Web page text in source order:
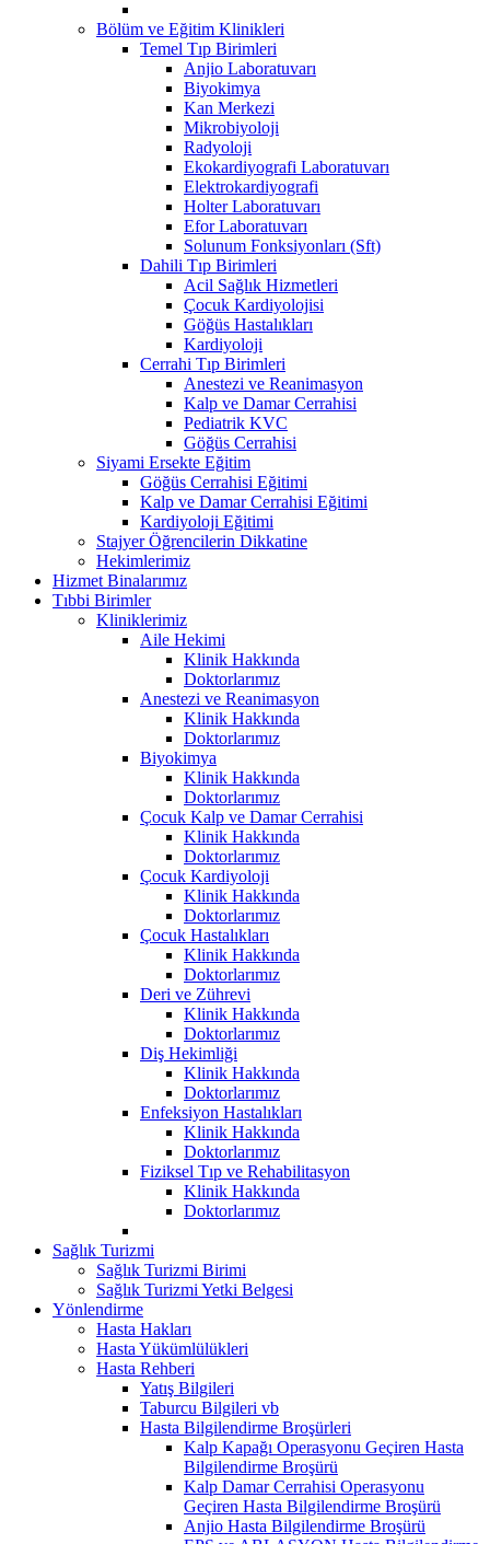
Bölüm ve Eğitim Klinikleri
Temel Tıp Birimleri
Anjio Laboratuvarı
Biyokimya
Kan Merkezi
Mikrobiyoloji
Radyoloji
Ekokardiyografi Laboratuvarı
Elektrokardiyografi
Holter Laboratuvarı
Efor Laboratuvarı
Solunum Fonksiyonları (Sft)
Dahili Tıp Birimleri
Acil Sağlık Hizmetleri
Çocuk Kardiyolojisi
Göğüs Hastalıkları
Kardiyoloji
Cerrahi Tıp Birimleri
Anestezi ve Reanimasyon
Kalp ve Damar Cerrahisi
Pediatrik KVC
Göğüs Cerrahisi
Siyami Ersekte Eğitim
Göğüs Cerrahisi Eğitimi
Kalp ve Damar Cerrahisi Eğitimi
Kardiyoloji Eğitimi
Stajyer Öğrencilerin Dikkatine
Hekimlerimiz
Hizmet Binalarımız
Tıbbi Birimler
Kliniklerimiz
Aile Hekimi
Klinik Hakkında
Doktorlarımız
Anestezi ve Reanimasyon
Klinik Hakkında
Doktorlarımız
Biyokimya
Klinik Hakkında
Doktorlarımız
Çocuk Kalp ve Damar Cerrahisi
Klinik Hakkında
Doktorlarımız
Çocuk Kardiyoloji
Klinik Hakkında
Doktorlarımız
Çocuk Hastalıkları
Klinik Hakkında
Doktorlarımız
Deri ve Zührevi
Klinik Hakkında
Doktorlarımız
Diş Hekimliği
Klinik Hakkında
Doktorlarımız
Enfeksiyon Hastalıkları
Klinik Hakkında
Doktorlarımız
Fiziksel Tıp ve Rehabilitasyon
Klinik Hakkında
Doktorlarımız
Sağlık Turizmi
Sağlık Turizmi Birimi
Sağlık Turizmi Yetki Belgesi
Yönlendirme
Hasta Hakları
Hasta Yükümlülükleri
Hasta Rehberi
Yatış Bilgileri
Taburcu Bilgileri vb
Hasta Bilgilendirme Broşürleri
Kalp Kapağı Operasyonu Geçiren Hasta
Bilgilendirme Broşürü
Kalp Damar Cerrahisi Operasyonu
Geçiren Hasta Bilgilendirme Broşürü
Anjio Hasta Bilgilendirme Broşürü